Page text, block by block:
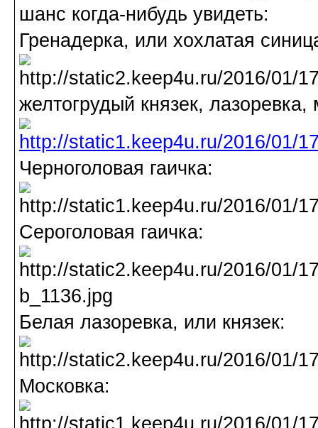
шанс когда-нибудь увидеть:
Гренадерка, или хохлатая
желтогрудый князек,
Черноголовая гаичка:
Сероголовая гаичка:
Белая лазоревка, или князек:
Московка: